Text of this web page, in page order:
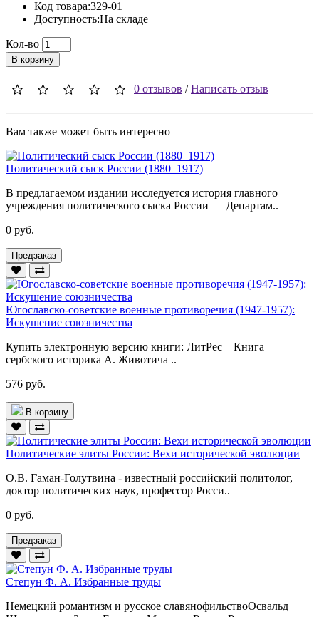
Код товара:329-01
Доступность:На складе
Кол-во
В корзину
0 отзывов /Написать отзыв
Вам также может быть интересно
Политический сыск России (1880–1917)
В предлагаемом издании исследуется история главного
учреждения политического сыска России — Департам..
0 руб.
Предзаказ
Югославско-советские военные противоречия (1947-1957):
Искушение союзничества
Купить электронную версию книги: ЛитРес Книга
сербского историка А. Животича ..
576 руб.
В корзину
Политические элиты России: Вехи исторической эволюции
О.В. Гаман-Голутвина - известный российский политолог,
доктор поли­тических наук, профессор Росси..
0 руб.
Предзаказ
Степун Ф. А. Избранные труды
Немецкий романтизм и русское славянофильствоОсвальд